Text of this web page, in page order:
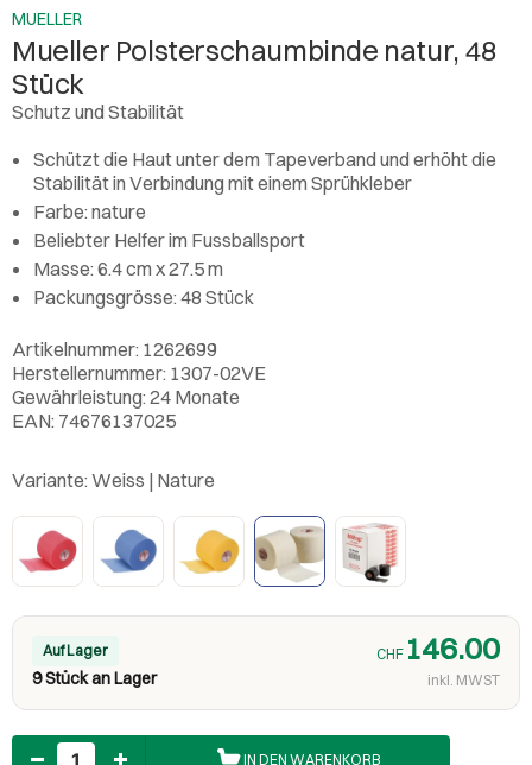
MUELLER
Mueller Polsterschaumbinde natur, 48
Stück
Schutz und Stabilität
Schützt die Haut unter dem Tapeverband und erhöht die
Stabilität in Verbindung mit einem Sprühkleber
Farbe: nature
Beliebter Helfer im Fussballsport
Masse: 6.4 cm x 27.5 m
Packungsgrösse: 48 Stück
Artikelnummer: 1262699
Herstellernummer: 1307-02VE
Gewährleistung: 24 Monate
EAN: 74676137025
Variante: Weiss | Nature
Auf Lager
9 Stück an Lager
CHF 146.00
inkl. MWST
Anzahl
IN DEN WARENKORB